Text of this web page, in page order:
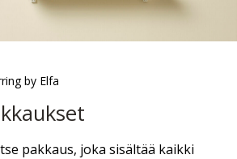
by Elfa
pakkaus, joka sisältää kaikki